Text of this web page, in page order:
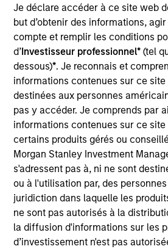
Je déclare accéder à ce site web
but d’obtenir des informations,
compte et remplir les conditions
d’Investisseur professionnel*(tel
dessous)*. Je reconnais et
informations contenues sur ce site
destinées aux personnes
pas y accéder. Je comprends par
informations contenues sur ce
certains produits gérés ou
Morgan Stanley Investment
s'adressent pas à, ni ne sont
ou à l'utilisation par, des
juridiction dans laquelle les
ne sont pas autorisés à la
la diffusion d'informations sur les
d’investissement n'est pas
Emerging Markets Equity Team
Dana is the sustainability
Emerging Markets Equity team.
Stanley in 2010 and has 18 years
experience. Previously, Dana was
manager on the Emerging Markets
Prior to joining the firm, Dana was
development analyst at AQR
and an analyst at Morgan Stanley
Management’s Institutional
received a B.S. in economics and
organizational development from
University. Dana currently serves a